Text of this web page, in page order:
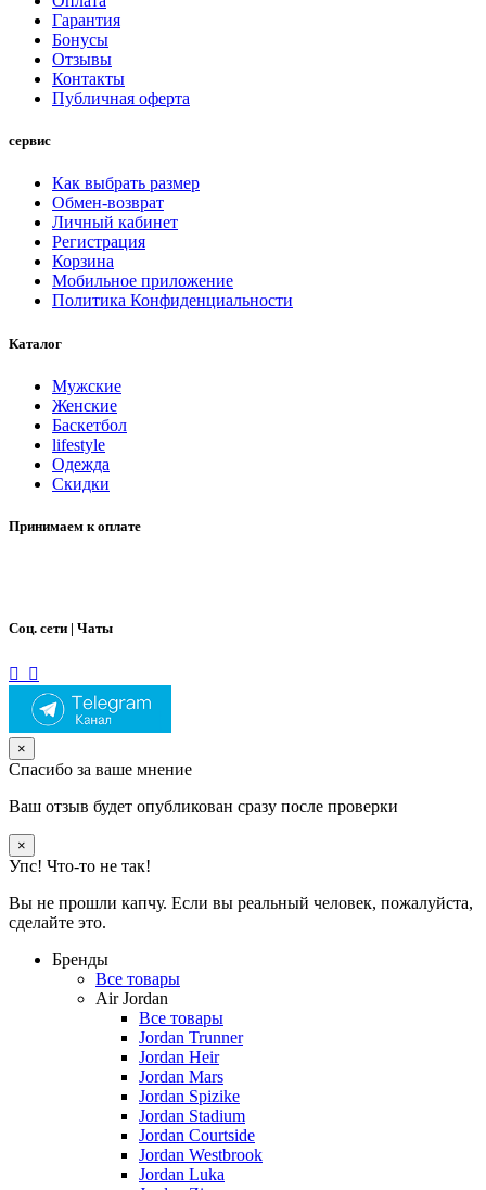
Гарантия
Бонусы
Отзывы
Контакты
Публичная оферта
сервис
Как выбрать размер
Обмен-возврат
Личный кабинет
Регистрация
Корзина
Мобильное приложение
Политика Конфиденциальности
Каталог
Мужские
Женские
Баскетбол
lifestyle
Одежда
Скидки
Принимаем к оплате
Соц. сети | Чаты
×
Спасибо за ваше мнение
Ваш отзыв будет опубликован сразу после проверки
×
Упс! Что-то не так!
Вы не прошли капчу. Если вы реальный человек, пожалуйста,
сделайте это.
Бренды
Все товары
Air Jordan
Все товары
Jordan Trunner
Jordan Heir
Jordan Mars
Jordan Spizike
Jordan Stadium
Jordan Courtside
Jordan Westbrook
Jordan Luka